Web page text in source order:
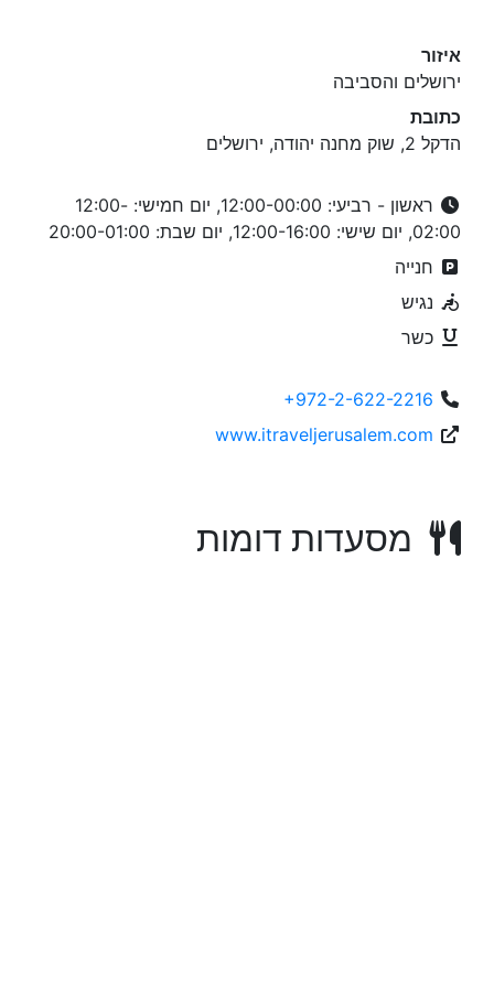
איזור
ירושלים והסביבה
כתובת
הדקל 2, שוק מחנה יהודה, ירושלים
ראשון - רביעי: 12:00-00:00, יום חמישי: 12:00-
02:00, יום שישי: 12:00-16:00, יום שבת: 20:00-01:00
חנייה
נגיש
כשר
+972-2-622-2216
www.itraveljerusalem.com
מסעדות דומות